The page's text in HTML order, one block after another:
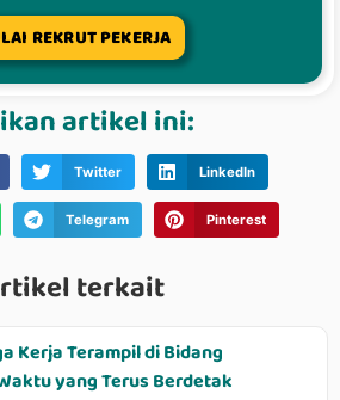
REKRUT PEKERJA
artikel ini:
Twitter LinkedIn
Telegram Pinterest
terkait
Kerja Terampil di Bidang
yang Terus Berdetak